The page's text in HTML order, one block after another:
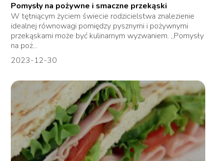
Pomysły na pożywne i smaczne przekąski
W tętniącym życiem świecie rodzicielstwa znalezienie
idealnej równowagi pomiędzy pysznymi i pożywnymi
przekąskami może być kulinarnym wyzwaniem. „Pomysły
na poż...
2023-12-30